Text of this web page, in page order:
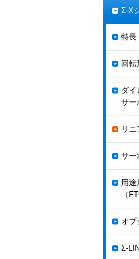
Σ-X
特長
回転
ダイ
サー
リ
サー
用途
（
オプ
Σ-